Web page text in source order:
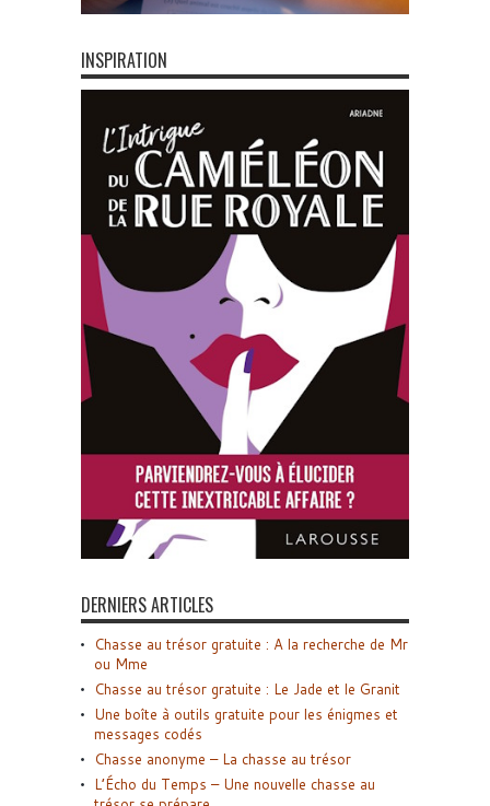
INSPIRATION
DERNIERS ARTICLES
Chasse au trésor gratuite : A la recherche de Mr
ou Mme
Chasse au trésor gratuite : Le Jade et le Granit
Une boîte à outils gratuite pour les énigmes et
messages codés
Chasse anonyme – La chasse au trésor
L’Écho du Temps – Une nouvelle chasse au